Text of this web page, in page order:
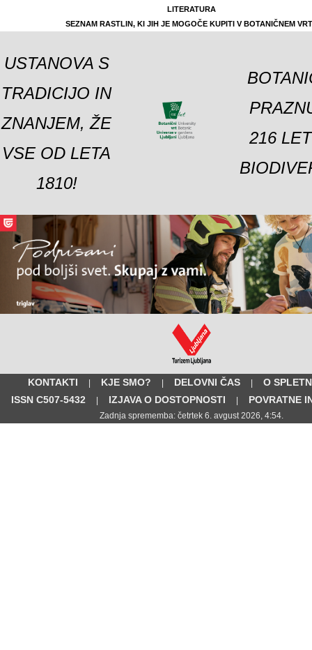
LITERATURA
SEZNAM RASTLIN, KI JIH JE MOGOČE KUPITI V BOTANIČNEM
USTANOVA S
TRADICIJO IN
ZNANJEM, ŽE
VSE OD LETA
1810!
216
KONTAKTI | KJE SMO? | DELOVNI ČAS |
O
ISSN C507-5432
| IZJAVA O DOSTOPNOSTI | POVRATNE
Zadnja sprememba: četrtek 6. avgust 2026, 4:54.